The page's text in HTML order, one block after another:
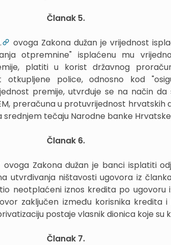
Članak 5.
ovoga Zakona dužan je vrijednost
otpremnine" isplaćenu mu
platiti u korist državnog
otkupljene police, odnosno kod
premije, utvrđuje se na način da
preračuna u protuvrijednost hrvatskih
tečaju Narodne banke
Članak 6.
ovoga Zakona dužan je banci isplatiti
utvrđivanja ništavosti ugovora iz
neotplaćeni iznos kredita po ugovoru
zaključen između korisnika kredita
postaje vlasnik dionica koje su
Članak 7.